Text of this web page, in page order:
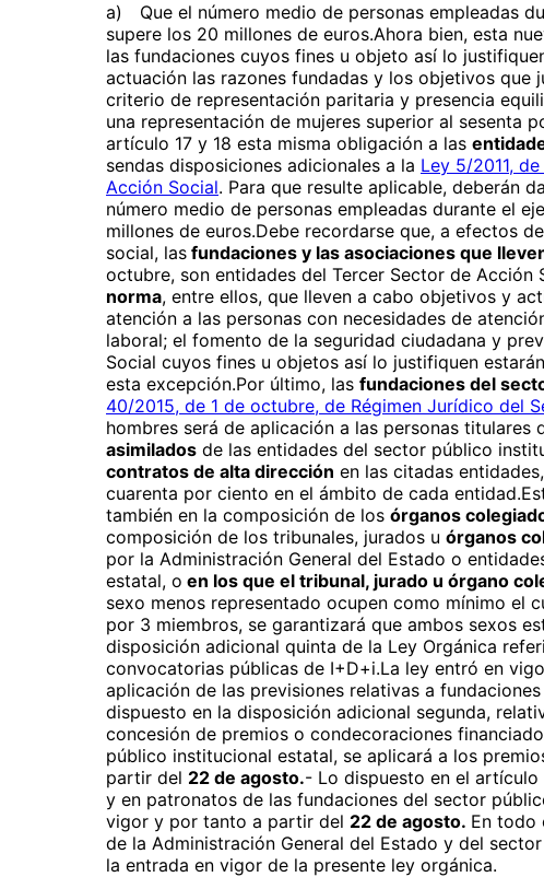
a) Que el número medio de personas empleadas
supere los 20 millones de euros.Ahora bien, esta
las fundaciones cuyos fines u objeto así lo
actuación las razones fundadas y los objetivos que
criterio de representación paritaria y presencia
una representación de mujeres superior al sesenta
artículo 17 y 18 esta misma obligación a las
sendas disposiciones adicionales a la Ley 5/2011,
Acción Social. Para que resulte aplicable, deberán
número medio de personas empleadas durante el
millones de euros.Debe recordarse que, a efectos
social, las fundaciones y las asociaciones que
octubre, son entidades del Tercer Sector de Acción
norma, entre ellos, que lleven a cabo objetivos y
atención a las personas con necesidades de
laboral; el fomento de la seguridad ciudadana y
Social cuyos fines u objetos así lo justifiquen
esta excepción.Por último, las fundaciones del
40/2015, de 1 de octubre, de Régimen Jurídico del
hombres será de aplicación a las personas titulares
asimilados de las entidades del sector público
contratos de alta dirección en las citadas
cuarenta por ciento en el ámbito de cada
también en la composición de los órganos
composición de los tribunales, jurados u órganos
por la Administración General del Estado o
estatal, o en los que el tribunal, jurado u órgano
sexo menos representado ocupen como mínimo el
por 3 miembros, se garantizará que ambos sexos
disposición adicional quinta de la Ley Orgánica
convocatorias públicas de I+D+i.La ley entró en
aplicación de las previsiones relativas a
dispuesto en la disposición adicional segunda,
concesión de premios o condecoraciones
público institucional estatal, se aplicará a los
partir del 22 de agosto.- Lo dispuesto en el artículo
y en patronatos de las fundaciones del sector
vigor y por tanto a partir del 22 de agosto. En todo
de la Administración General del Estado y del
la entrada en vigor de la presente ley orgánica.